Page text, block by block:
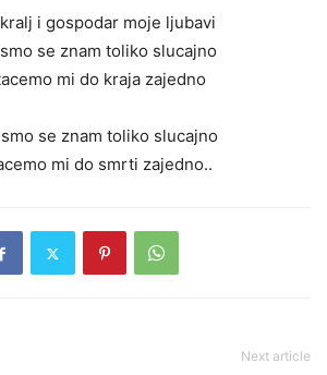
i gospodar moje ljubavi
se znam toliko slucajno
mi do kraja zajedno
se znam toliko slucajno
mi do smrti zajedno..
Next article